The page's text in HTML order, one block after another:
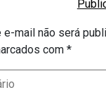
mail não será
com*